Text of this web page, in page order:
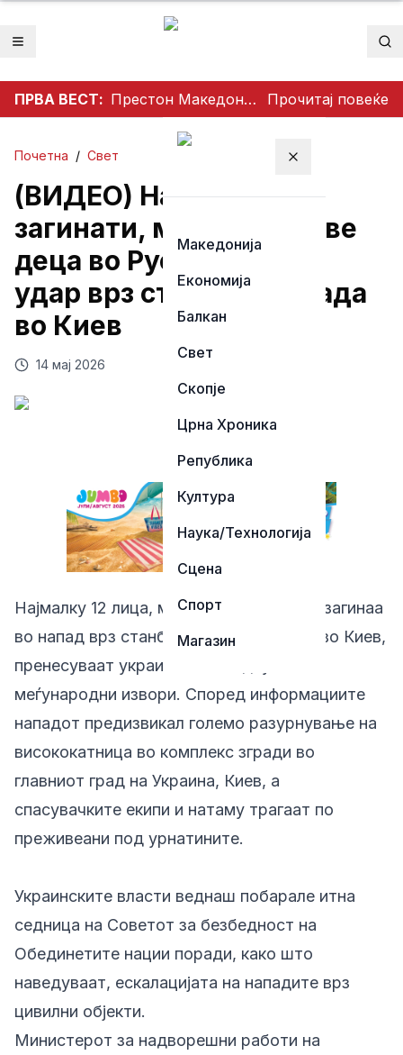
Отвори мени
ПРВА ВЕСТ: Престон Македонија го освои Dockerty Cup по 34 години, Тевере прогласен за најдобар играч Прочитај повеќе
Затвори мени
Македонија
Економија
Балкан
Свет
Скопје
Црна Хроника
Република
Култура
Наука/Технологија
Сцена
Спорт
Магазин
Почетна / Свет
(ВИДЕО) Најмалку 12
загинати, меѓу нив и две
деца во Руски ракетен
удар врз станбена зграда
во Киев
14 мај 2026
Најмалку 12 лица, меѓу кои и две деца, загинаа
во напад врз станбена висококатница во Киев,
пренесуваат украинските медиуми и
меѓународни извори. Според информациите
нападот предизвикал големо разурнување на
висококатница во комплекс згради во
главниот град на Украина, Киев, а
спасувачките екипи и натаму трагаат по
преживеани под урнатините.
Украинските власти веднаш побарале итна
седница на Советот за безбедност на
Обединетите нации поради, како што
наведуваат, ескалацијата на нападите врз
цивилни објекти.
Министерот за надворешни работи на